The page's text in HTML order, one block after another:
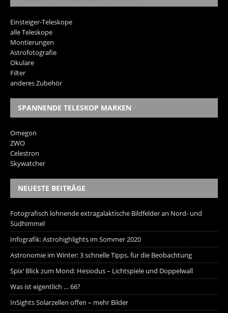
Einsteiger-Teleskope
alle Teleskope
Montierungen
Astrofotografie
Okulare
Filter
anderes Zubehör
SPANNENDE TELESKOP MARKEN
Omegon
ZWO
Celestron
Skywatcher
NEUESTE BEITRÄGE
Fotografisch lohnende extragalaktische Bildfelder an Nord- und
Südhimmel
Infografik: Astrohighlights im Sommer 2020
Astronomie im Winter: 3 schnelle Tipps, für die Beobachtung
Spix‘ Blick zum Mond: Hesiodus – Lichtspiele und Doppelwall
Was ist eigentlich … 66?
InSights Solarzellen offen – mehr Bilder